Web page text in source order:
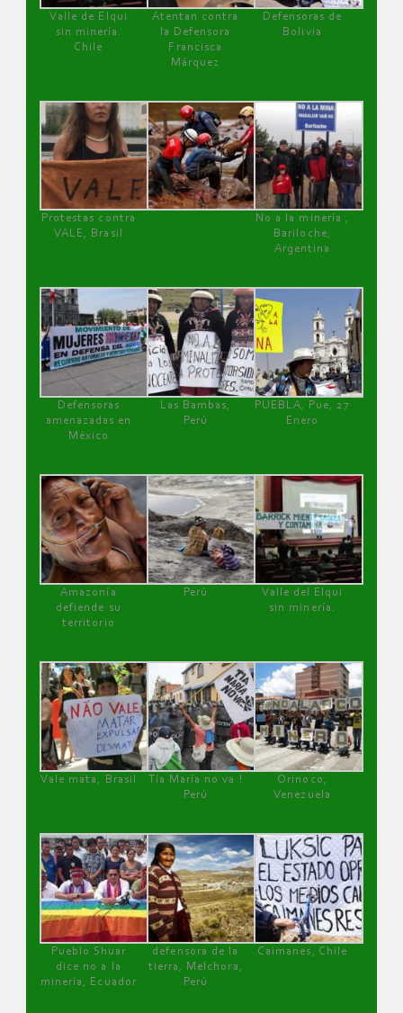
Valle de Elqui
sin minería.
Chile
Atentan contra
la Defensora
Francisca
Márquez
Defensoras de
Bolivia
Protestas contra
VALE, Brasil
No a la minería ,
Bariloche,
Argentina
Defensoras
amenazadas en
México
Las Bambas,
Perú
PUEBLA, Pue, 27
Enero
Amazonía
defiende su
territorio
Perú
Valle del Elqui
sin minería.
Vale mata, Brasil
Tía María no va !
Perú
Orinoco,
Venezuela
Pueblo Shuar
dice no a la
minería, Ecuador
defensora de la
tierra, Melchora,
Perú
Caimanes, Chile